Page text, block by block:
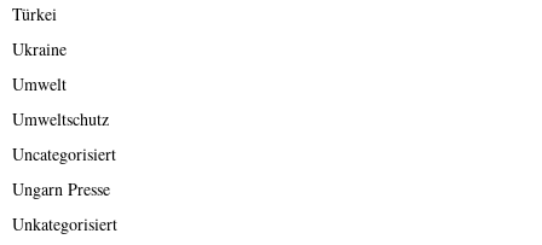
Türkei
Ukraine
Umwelt
Umweltschutz
Uncategorisiert
Ungarn Presse
Unkategorisiert